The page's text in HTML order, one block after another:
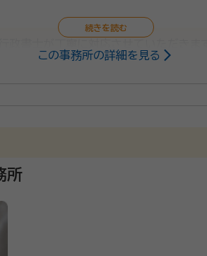
将来に向けてのご提案もさせていただ
この事務所の詳細を見る
所